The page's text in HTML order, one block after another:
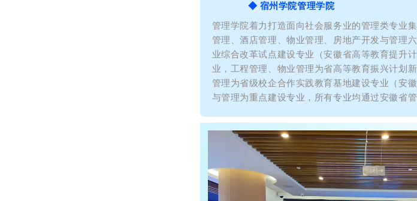
◆ 宿州学院管理学院
管理学院着力打造面向社会服务业的管理类专业
管理、酒店管理、物业管理、房地产开发与管理
业综合改革试点建设专业（安徽省高等教育提升
业，工程管理、物业管理为省高等教育振兴计划
管理为省级校企合作实践教育基地建设专业（安
与管理为重点建设专业，所有专业均通过安徽省管